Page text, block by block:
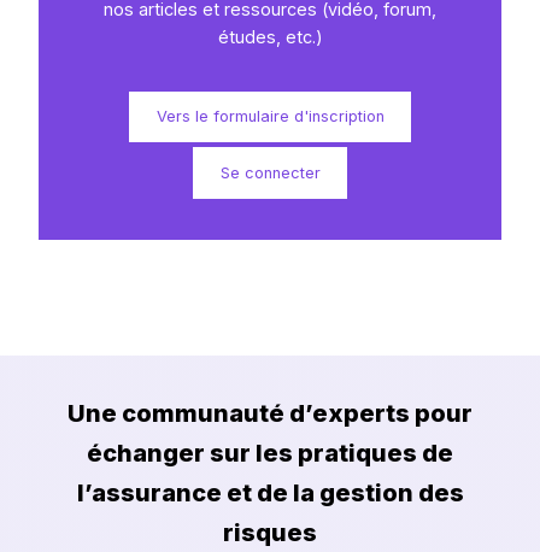
Articles
Vidéothèque Forum
nos articles et ressources (vidéo, forum,
études, etc.)
Vers le formulaire d'inscription
Se connecter
Une communauté d’experts pour
échanger sur les pratiques de
l’assurance et de la gestion des
risques